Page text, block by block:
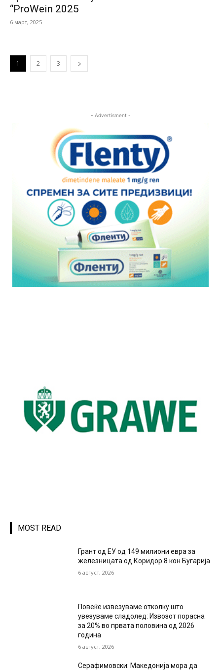
“ProWein 2025
6 март, 2025
1 2 3
- Advertisment -
MOST READ
Грант од ЕУ од 149 милиони евра за
железницата од Коридор 8 кон Бугарија
6 август, 2026
Повеќе извезуваме отколку што
увезуваме сладолед: Извозот порасна
за 20% во првата половина од 2026
година
6 август, 2026
Серафимовски: Македонија мора да